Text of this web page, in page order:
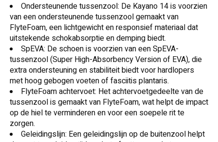
Ondersteunende tussenzool: De Kayano 14 is voorzien
van een ondersteunende tussenzool gemaakt van
FlyteFoam, een lichtgewicht en responsief materiaal dat
uitstekende schokabsorptie en demping biedt.
SpEVA: De schoen is voorzien van een SpEVA-
tussenzool (Super High-Absorbency Version of EVA), die
extra ondersteuning en stabiliteit biedt voor hardlopers
met hoog gebogen voeten of fasciitis plantaris.
FlyteFoam achtervoet: Het achtervoetgedeelte van de
tussenzool is gemaakt van FlyteFoam, wat helpt de impact
op de hiel te verminderen en voor een soepele rit te
zorgen.
Geleidingslijn: Een geleidingslijn op de buitenzool helpt